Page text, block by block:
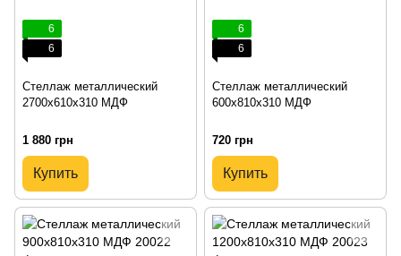
6
6
Стеллаж металлический
2700х610х310 МДФ
1 880 грн
Купить
6
6
Стеллаж металлический
600х810х310 МДФ
720 грн
Купить